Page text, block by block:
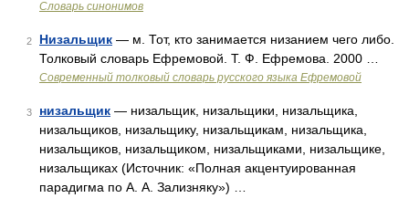
Словарь синонимов
2 Низальщик — м. Тот, кто занимается низанием чего либо.
Толковый словарь Ефремовой. Т. Ф. Ефремова. 2000 …
Современный толковый словарь русского языка Ефремовой
3 низальщик — низальщик, низальщики, низальщика,
низальщиков, низальщику, низальщикам, низальщика,
низальщиков, низальщиком, низальщиками, низальщике,
низальщиках (Источник: «Полная акцентуированная
парадигма по А. А. Зализняку») …